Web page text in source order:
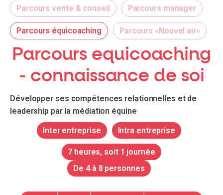
Parcours vente & conseil Parcours manager
Parcours équicoaching Parcours «Nouvel air»
Parcours equicoaching
- connaissance de soi
Développer ses compétences relationnelles et de
leadership par la médiation équine
Inter entreprise Intra entreprise
7 heures, soit 1 journée
De 4 à 8 personnes